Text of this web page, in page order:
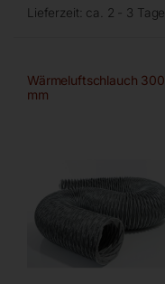
Lieferzeit: ca. 2 - 3 Tage
Wärmeluftschlauch 300
mm